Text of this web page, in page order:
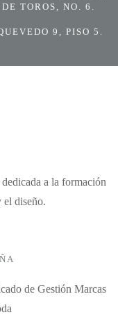
TOROS, NO. 6.
9, PISO 5.
a la formación
el diseño.
de Gestión Marcas